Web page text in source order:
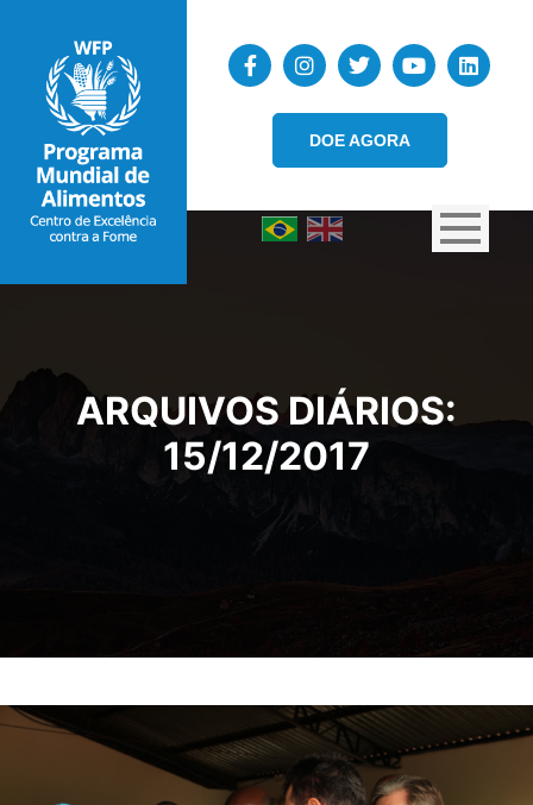
DOE AGORA
ARQUIVOS DIÁRIOS:
15/12/2017